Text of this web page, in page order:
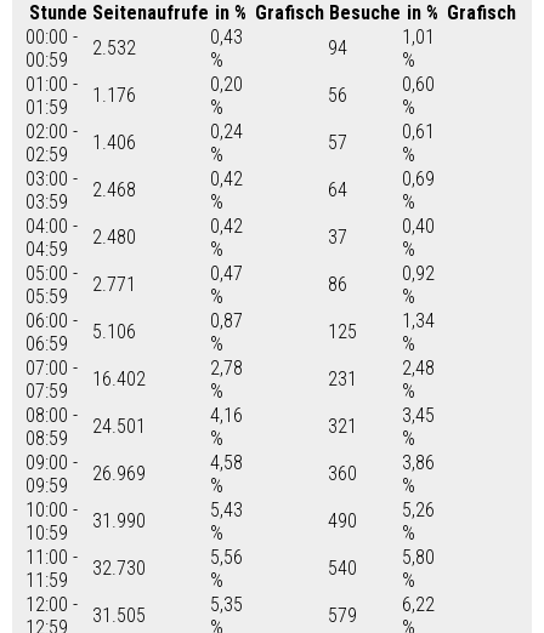
Stunde Seitenaufrufe in % Grafisch Besuche in % Grafisch
00:00 -
00:59
2.532
0,43
%
94
1,01
%
01:00 -
01:59
1.176
0,20
%
56
0,60
%
02:00 -
02:59
1.406
0,24
%
57
0,61
%
03:00 -
03:59
2.468
0,42
%
64
0,69
%
04:00 -
04:59
2.480
0,42
%
37
0,40
%
05:00 -
05:59
2.771
0,47
%
86
0,92
%
06:00 -
06:59
5.106
0,87
%
125
1,34
%
07:00 -
07:59
16.402
2,78
%
231
2,48
%
08:00 -
08:59
24.501
4,16
%
321
3,45
%
09:00 -
09:59
26.969
4,58
%
360
3,86
%
10:00 -
10:59
31.990
5,43
%
490
5,26
%
11:00 -
11:59
32.730
5,56
%
540
5,80
%
12:00 -
12:59
31.505
5,35
%
579
6,22
%